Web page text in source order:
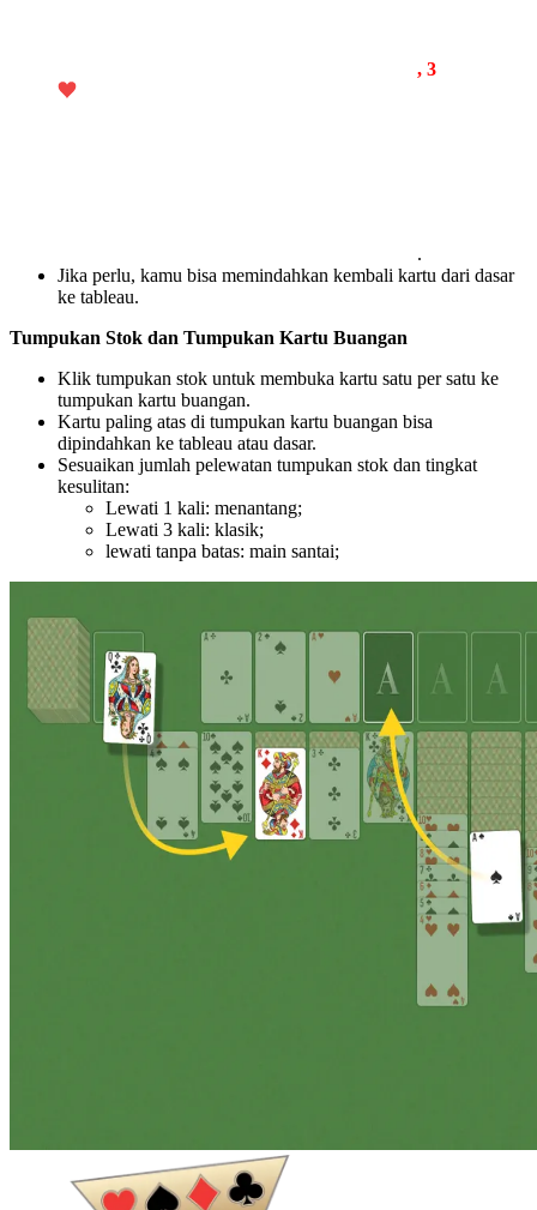
, 3
.
Jika perlu, kamu bisa memindahkan kembali kartu dari dasar
ke tableau.
Tumpukan Stok dan Tumpukan Kartu Buangan
Klik tumpukan stok untuk membuka kartu satu per satu ke
tumpukan kartu buangan.
Kartu paling atas di tumpukan kartu buangan bisa
dipindahkan ke tableau atau dasar.
Sesuaikan jumlah pelewatan tumpukan stok dan tingkat
kesulitan:
Lewati 1 kali: menantang;
Lewati 3 kali: klasik;
lewati tanpa batas: main santai;